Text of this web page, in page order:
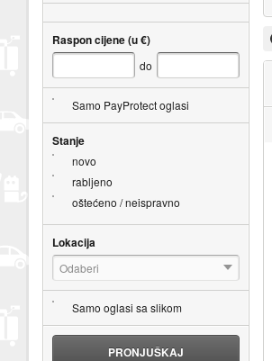
Raspon cijene (u €)
do
Samo PayProtect oglasi
Stanje
novo
rabljeno
oštećeno / neispravno
Lokacija
Odaberi
Samo oglasi sa slikom
PRONJUŠKAJ